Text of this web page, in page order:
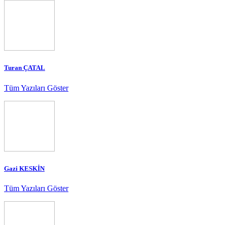
Turan ÇATAL
Tüm Yazıları Göster
Gazi KESKİN
Tüm Yazıları Göster